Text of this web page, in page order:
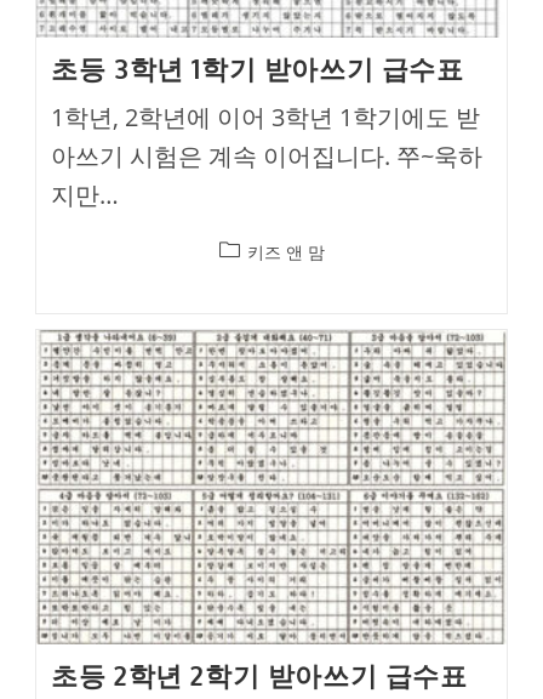
초등 3학년 1학기 받아쓰기 급수표
1학년, 2학년에 이어 3학년 1학기에도 받
아쓰기 시험은 계속 이어집니다. 쭈~욱하
지만…
Post키즈 앤 맘
초등 2학년 2학기 받아쓰기 급수표